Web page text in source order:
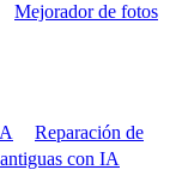
Mejorador de fotos
Reparación de
con IA